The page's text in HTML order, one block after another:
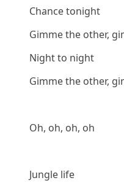
Chance tonight
Gimme the other,
Night to night
Gimme the other,
Oh, oh, oh, oh
Jungle life